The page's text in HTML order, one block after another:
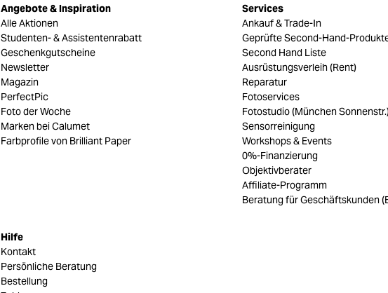
Angebote & Inspiration
Alle Aktionen
Studenten- & Assistentenrabatt
Geschenkgutscheine
Newsletter
Magazin
PerfectPic
Foto der Woche
Marken bei Calumet
Farbprofile von Brilliant Paper
Hilfe
Kontakt
Persönliche Beratung
Bestellung
Services
Ankauf & Trade-In
Geprüfte Second-Hand-
Second Hand Liste
Ausrüstungsverleih (Rent)
Reparatur
Fotoservices
Fotostudio (München
Sensorreinigung
Workshops & Events
0%-Finanzierung
Objektivberater
Affiliate-Programm
Beratung für Geschäftskunden